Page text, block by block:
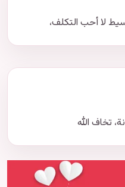
لا أحب التكلف،
تخاف الله